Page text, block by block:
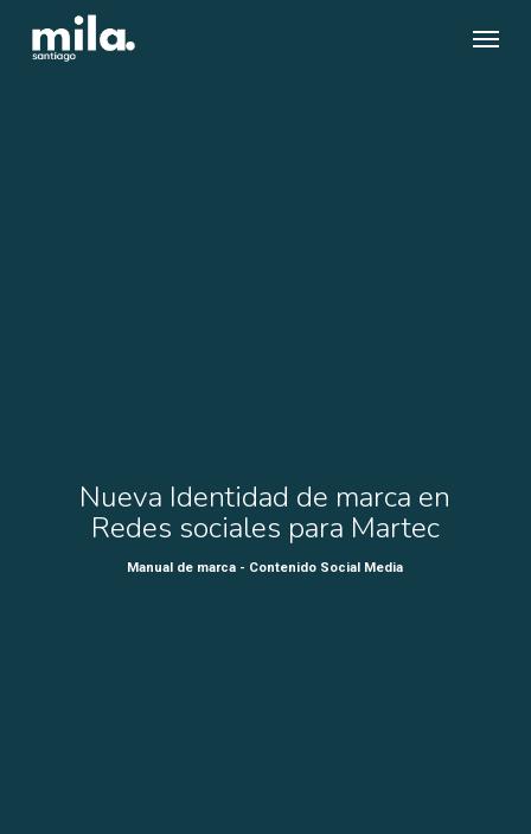
Nueva Identidad de marca en
Redes sociales para Martec
Manual de marca - Contenido Social Media